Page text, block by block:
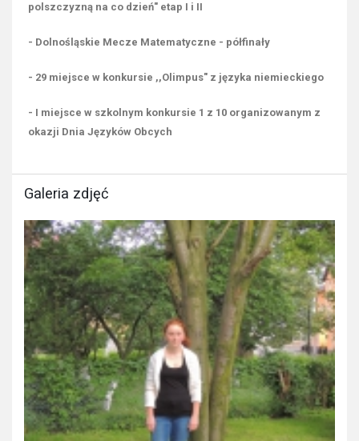
polszczyzną na co dzień" etap I i II
- Dolnośląskie Mecze Matematyczne - półfinały
- 29 miejsce w konkursie ,,Olimpus" z języka niemieckiego
- I miejsce w szkolnym konkursie 1 z 10 organizowanym z
okazji Dnia Języków Obcych
Galeria zdjęć